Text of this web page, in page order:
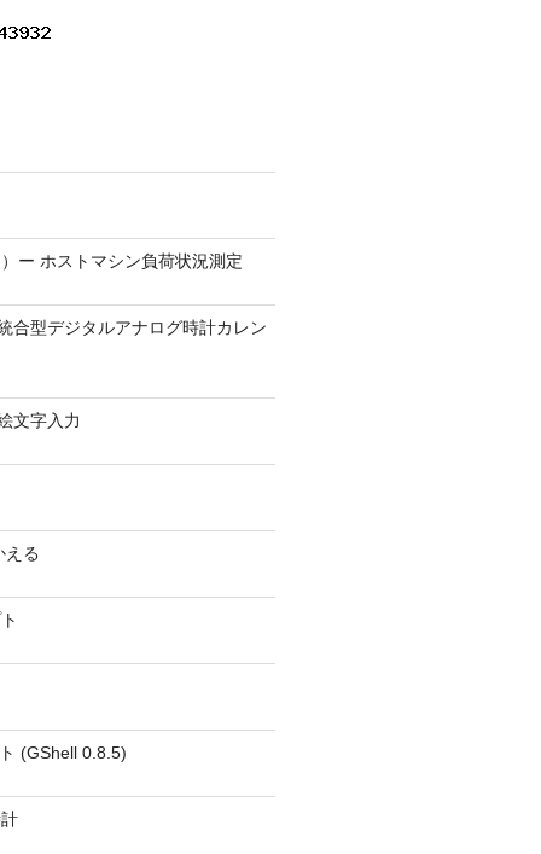
ー ホストマシン負荷状況測定
合型デジタルアナログ時計カレン
文字入力
える
(GShell 0.8.5)